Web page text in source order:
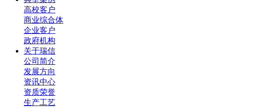
高校客户
商业综合体
企业客户
政府机构
关于瑞信
公司简介
发展方向
资讯中心
资质荣誉
生产工艺